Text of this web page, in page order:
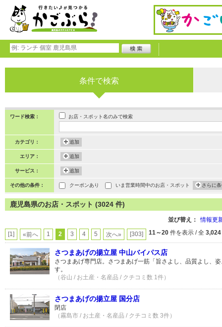
条件で検索
ワード検索： お店・スポット名のみで検索
カテゴリ： 追加
エリア： 追加
サービス： 追加
その他の条件： クーポンあり いま営業時間中のお店・スポット さらに
鹿児島県のお店・スポット (3024 件)
並び替え： 情報更
[1] «前へ 1 2 3 4 5 次へ» [303] 11～20 件を表示 / 全 3,024
さつまあげの揚立屋 中山バイパス店
さつまあげ専門店。さつまあげ一筋「旨さよし、品質よし、
す。
（谷山 / お土産・名産品 / クチコミ数 1件）
さつまあげの揚立屋 国分店
閉店
（霧島市 / お土産・名産品 / クチコミ数 3件）